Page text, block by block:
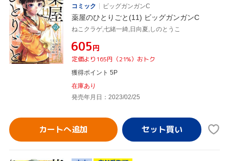
コミック
ビッグガンガンC
薬屋のひとりごと(11) ビッグガンガンC
ねこクラゲ,七緒一綺,日向夏,しのとうこ
¥605円
定価より165円（21%）おトク
獲得ポイント 5P
在庫あり
発売年月日：2023/02/25
カートへ追加